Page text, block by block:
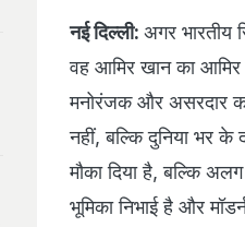
नई दिल्ली: अगर भारतीय
वह आमिर खान का
मनोरंजक और असरदार
नहीं, बल्कि दुनिया भर
मौका दिया है, बल्कि
भूमिका निभाई है और